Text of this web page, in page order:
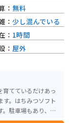
てているだけあっ
。はちみつソフト
駐車場もあり、ス
： 無料
： 少し混んでいる
： 1時間
： 屋外